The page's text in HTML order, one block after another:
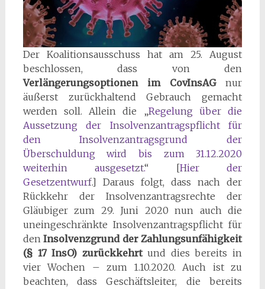
Der Koalitionsausschuss hat am 25. August
beschlossen, dass von den
Verlängerungsoptionen im CovInsAGnur
äußerst zurückhaltend Gebrauch gemacht
werden soll. Allein die „Regelung über die
Aussetzung der Insolvenzantragspflicht für
den Insolvenzantragsgrund der
Überschuldung wird bis zum 31.12.2020
weiterhin ausgesetzt.“ [Hier der
Gesetzentwurf.] Daraus folgt, dass nach der
Rückkehr der Insolvenzantragsrechte der
Gläubiger zum 29. Juni 2020 nun auch die
uneingeschränkte Insolvenzantragspflicht für
denInsolvenzgrund der Zahlungsunfähigkeit
(§ 17 InsO) zurückkehrtund dies bereits in
vier Wochen – zum 1.10.2020. Auch ist zu
beachten, dass Geschäftsleiter, die bereits